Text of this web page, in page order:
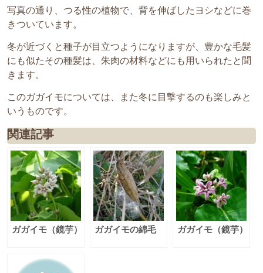
写真の通り、つる性の植物で、背を伸ばしたヨシなどに巻
きついています。
冬が近づくと種子が目立つようになりますが、豊かな毛髪
にも似たその種髪は、朱肉の材料などにも用いられたと聞
きます。
このガガイモについては、また冬に目撃するのも楽しみと
いうものです。
関連記事
ガガイモ（鏡芋） ガガイモの綿毛 ガガイモ（鏡芋）